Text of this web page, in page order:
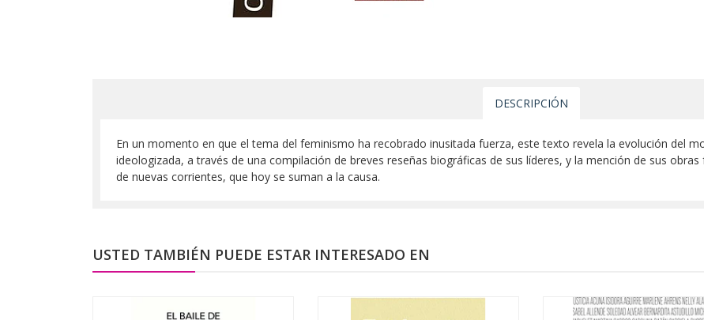
DESCRIPCIÓN
En un momento en que el tema del feminismo ha recobrado inusitada fuerza, este texto revela la evolución del
ideologizada, a través de una compilación de breves reseñas biográficas de sus líderes, y la mención de sus
de nuevas corrientes, que hoy se suman a la causa.
USTED TAMBIÉN PUEDE ESTAR INTERESADO EN